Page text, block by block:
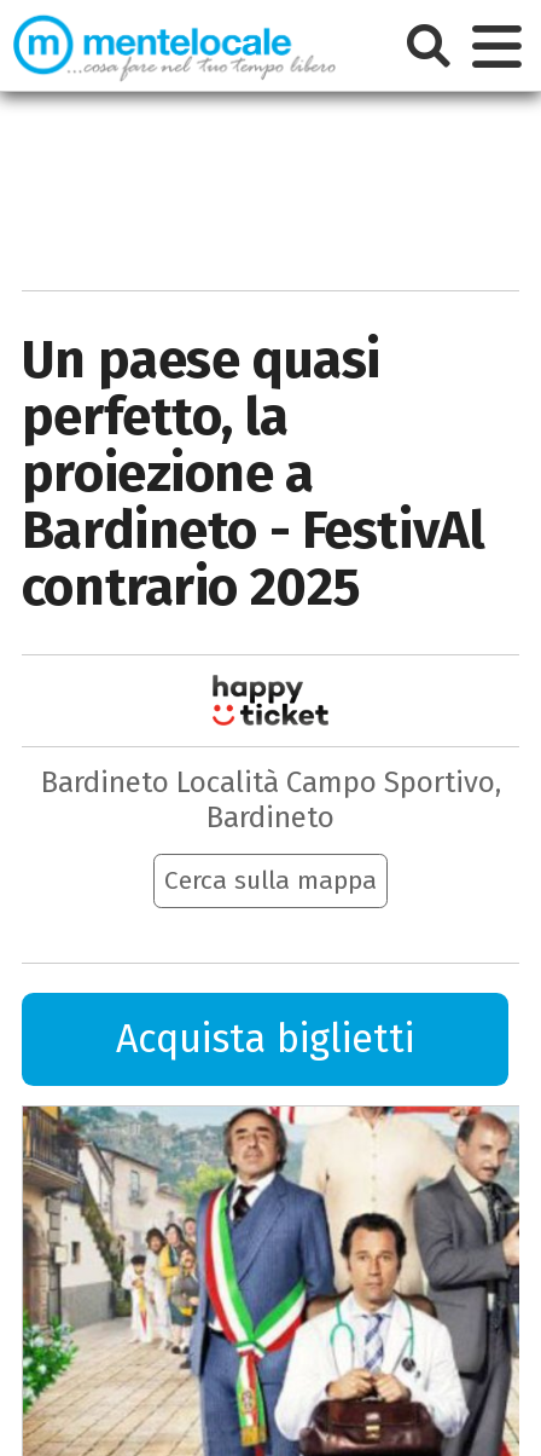
Un paese quasi
perfetto, la
proiezione a
Bardineto - FestivAl
contrario 2025
Bardineto Località Campo Sportivo,
Bardineto
Cerca sulla mappa
Acquista biglietti